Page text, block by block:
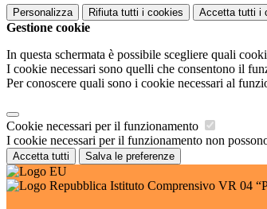
Personalizza Rifiuta tutti i cookies Accetta tutti i
Gestione cookie
In questa schermata è possibile scegliere quali
I cookie necessari sono quelli che consentono il
Per conoscere quali sono i cookie necessari al
Cookie necessari per il funzionamento
I cookie necessari per il funzionamento non
Accetta tutti Salva le preferenze
Istituto Comprensivo VR 04